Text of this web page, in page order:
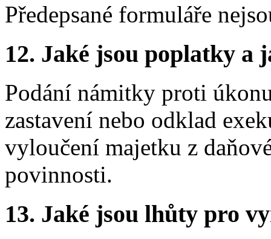
Předepsané formuláře
12. Jaké jsou poplatky a
Podání námitky proti
zastavení nebo odklad
vyloučení majetku z
povinnosti.
13. Jaké jsou lhůty pro